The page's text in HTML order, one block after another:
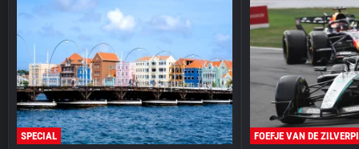
SPECIAL FOEFJE VAN DE